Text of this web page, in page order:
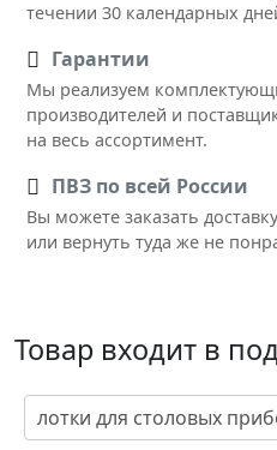
течении 30 календарных
Гарантии
Мы реализуем
производителей и
на весь ассортимент.
ПВЗ по всей России
Вы можете заказать
или вернуть туда же не
Товар входит в
лотки для столовых